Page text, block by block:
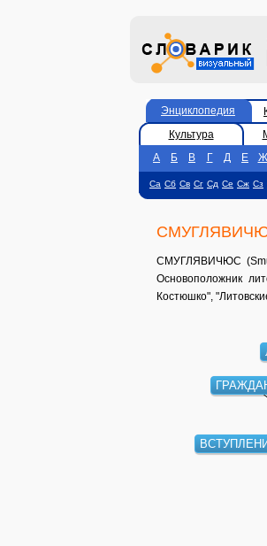
Энциклопедия
Культура
А
Б В Г Д Е Ж
Са Сб Св Сг Сд Се Сж Сз
СМУГЛЯВИЧЮС
Основоположник
Костюшко",